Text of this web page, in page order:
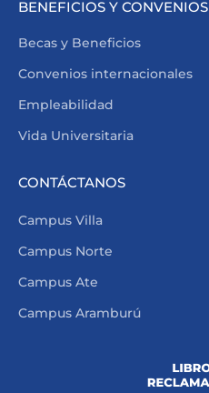
BENEFICIOS Y CONVENIOS
Becas y Beneficios
Convenios internacionales
Empleabilidad
Vida Universitaria
CONTÁCTANOS
Campus Villa
Campus Norte
Campus Ate
Campus Aramburú